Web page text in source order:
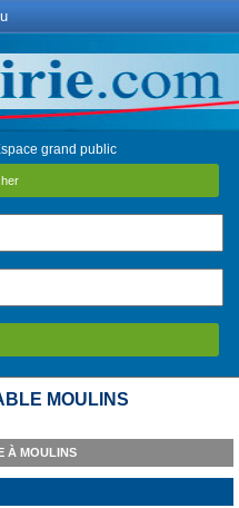
grand public
MOULINS
À MOULINS